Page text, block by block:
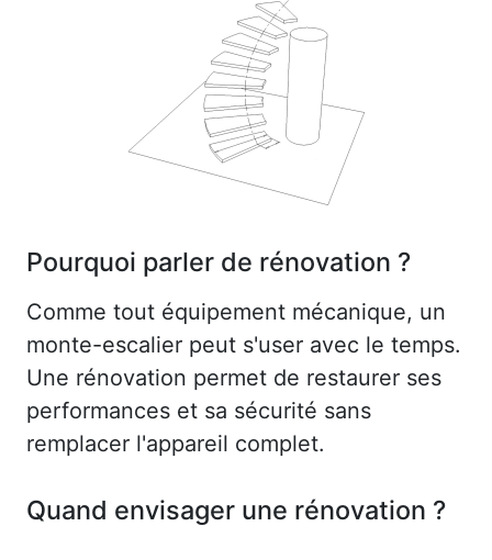
Pourquoi parler de rénovation ?
Comme tout équipement mécanique, un
monte-escalier peut s'user avec le temps.
Une rénovation permet de restaurer ses
performances et sa sécurité sans
remplacer l'appareil complet.
Quand envisager une rénovation ?